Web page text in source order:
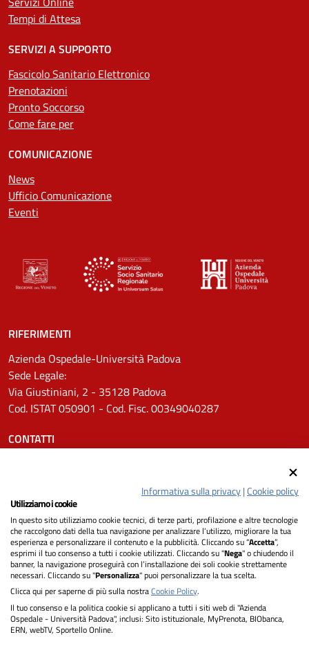
Tempi di Attesa
SERVIZI A SUPPORTO
Fascicolo Sanitario Elettronico
Prenotazioni
Pronto Soccorso
Come fare per
COMUNICAZIONE
News
Ufficio Comunicazione
Eventi
RIFERIMENTI
Azienda Ospedale-Università Padova
Sede Legale:
Via Giustiniani, 2 - 35128 Padova
Cod. ISTAT 050901 - Cod. Fisc. 00349040287
CONTATTI
Pec: protocollo.aopd@pecveneto.it
SEGUICI SU
Privacy
Dichiarazione di Accessibilità
Informativa sulla privacy|Cookie policy
Utilizziamo i cookie
In questo sito utilizziamo cookie tecnici, di terze parti, profilazione e altre tecnologie
che raccolgono dati della tua navigazione per analizzare l’utilizzo, migliorare la tua
esperienza e personalizzare il contenuto e la pubblicità. Cliccando su “Accetta”,
esprimi il tuo consenso a tutti i cookie utilizzati. Cliccando su "Nega" o chiudendo il
banner, la navigazione proseguirà con l’installazione dei soli cookie strettamente
necessari. Cliccando su "Personalizza" puoi personalizzare la tua scelta.
Clicca qui per saperne di più sulla nostraCookie Policy.
Il tuo consenso e la politica cookie si applicano a tutti i siti web di "Azienda
Ospedale - Università Padova", inclusi: Sito istituzionale, MyPrenota, BIObanca,
ERN, webTV, Sportello Online.